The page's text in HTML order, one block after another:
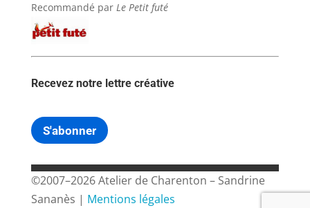
Recommandé par Le Petit futé
Recevez notre lettre créative
S'abonner
©2007–2026 Atelier de Charenton – Sandrine
Sananès | Mentions légales